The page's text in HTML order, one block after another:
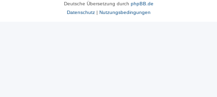
Deutsche Übersetzung durch phpBB.de
Datenschutz| Nutzungsbedingungen